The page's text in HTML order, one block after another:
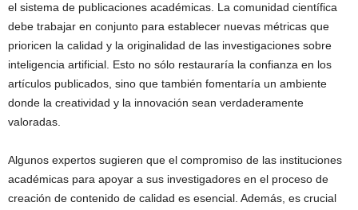
el sistema de publicaciones académicas. La comunidad científica
debe trabajar en conjunto para establecer nuevas métricas que
prioricen la calidad y la originalidad de las investigaciones sobre
inteligencia artificial. Esto no sólo restauraría la confianza en los
artículos publicados, sino que también fomentaría un ambiente
donde la creatividad y la innovación sean verdaderamente
valoradas.
Algunos expertos sugieren que el compromiso de las instituciones
académicas para apoyar a sus investigadores en el proceso de
creación de contenido de calidad es esencial. Además, es crucial